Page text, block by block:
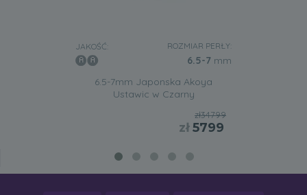
JAKOŚĆ: ROZMIAR PERŁY:
6.5-7 mm
6.5-7mm Japonska Akoya
Ustawic w Czarny
zł34799
zł5799